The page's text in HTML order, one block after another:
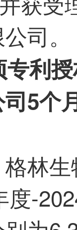
司。
利
5个
林
度-